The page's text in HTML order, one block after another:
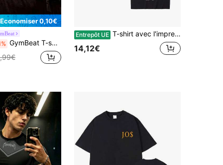
Économiser 0,10€
GymBeat T-shirt à manches courtes col rond imprimé ailes décontracté polyvalent pour hommes, port quotidien & sport, salle de sport, vacances
Entrepôt UE T-shirt avec l'impression du groupe de rock Korn Follow The Leader pour hommes et femmes, rare chemise de musique nu-métal, t-shirts gothiques vintage, t-shirt oversize pour hommes.
14,12€